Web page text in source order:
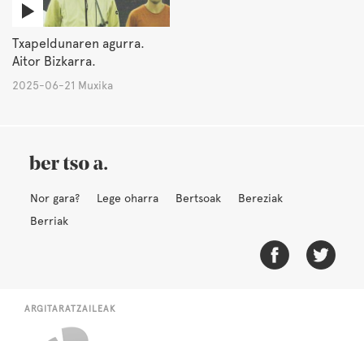
Txapeldunaren agurra.
Aitor Bizkarra.
2025-06-21 Muxika
Nor gara? Lege oharra Bertsoak
Bereziak
Berriak
ARGITARATZAILEAK